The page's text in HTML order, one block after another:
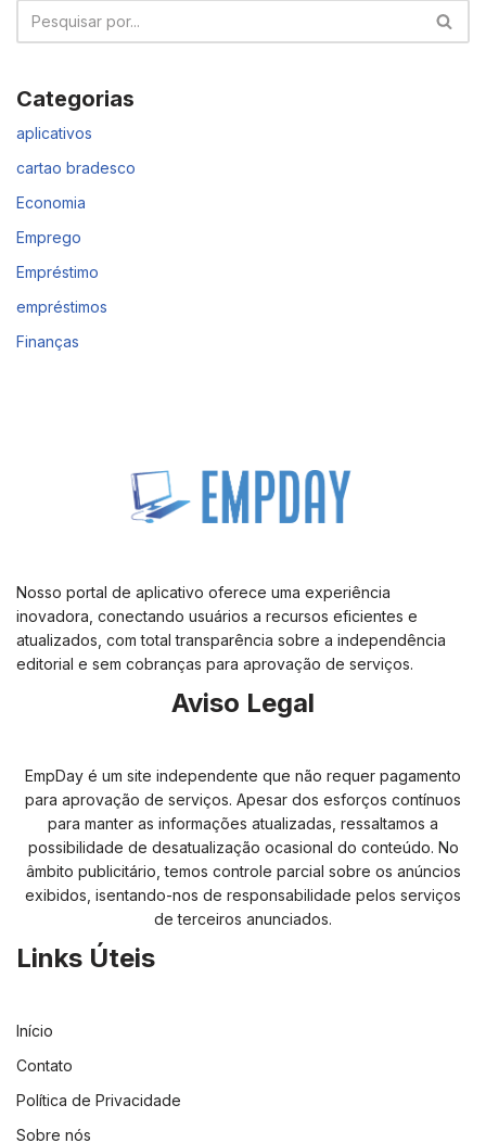
Categorias
aplicativos
cartao bradesco
Economia
Emprego
Empréstimo
empréstimos
Finanças
Nosso portal de aplicativo oferece uma experiência
inovadora, conectando usuários a recursos eficientes e
atualizados, com total transparência sobre a independência
editorial e sem cobranças para aprovação de serviços.
Aviso Legal
EmpDay é um site independente que não requer pagamento
para aprovação de serviços. Apesar dos esforços contínuos
para manter as informações atualizadas, ressaltamos a
possibilidade de desatualização ocasional do conteúdo. No
âmbito publicitário, temos controle parcial sobre os anúncios
exibidos, isentando-nos de responsabilidade pelos serviços
de terceiros anunciados.
Links Úteis
Início
Contato
Política de Privacidade
Sobre nós